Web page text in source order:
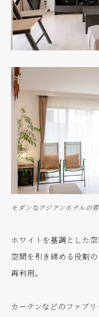
モダンなアジアンホテルの
ホワイトを基調とした空
空間を引き締める役割
再利用。
カーテンなどのファブリ